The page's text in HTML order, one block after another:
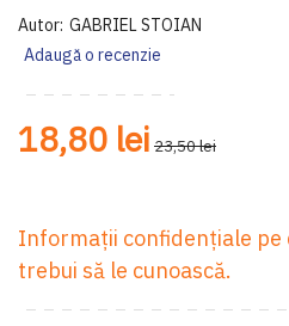
Autor: GABRIEL STOIAN
Adaugă o recenzie
18,80 lei 23,50 lei
Informații confidențiale pe
trebui să le cunoască.
the
images